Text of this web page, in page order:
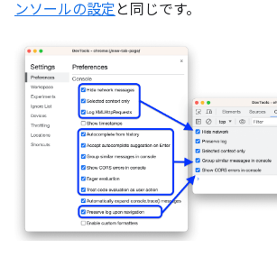
ンソールの設定 と同じです。